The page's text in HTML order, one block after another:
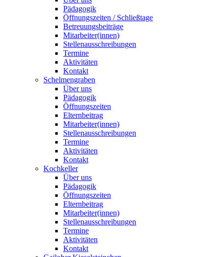
Pädagogik
Öffnungszeiten / Schließtage
Betreuungsbeiträge
Mitarbeiter(innen)
Stellenausschreibungen
Termine
Aktivitäten
Kontakt
Schelmengraben
Über uns
Pädagogik
Öffnungszeiten
Elternbeitrag
Mitarbeiter(innen)
Stellenausschreibungen
Termine
Aktivitäten
Kontakt
Kochkeller
Über uns
Pädagogik
Öffnungszeiten
Elternbeitrag
Mitarbeiter(innen)
Stellenausschreibungen
Termine
Aktivitäten
Kontakt